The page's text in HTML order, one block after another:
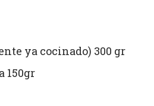
ya cocinado) 300 gr
150gr